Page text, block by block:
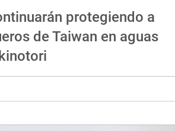
protegiendo a
de Taiwan en aguas